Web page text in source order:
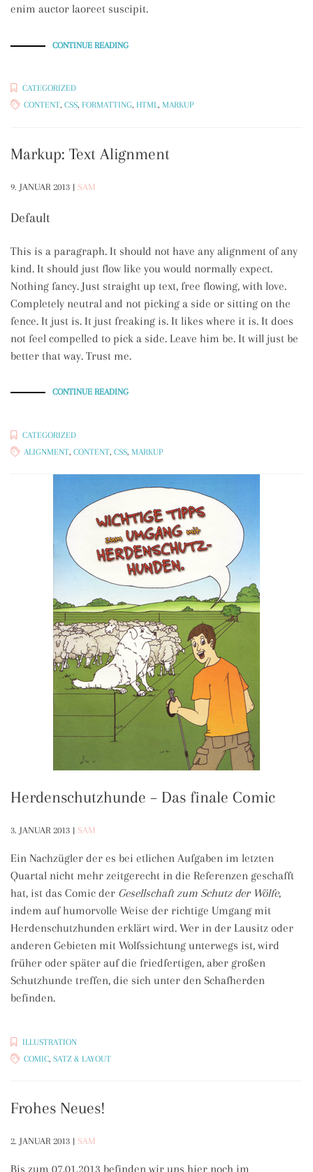
enim auctor laoreet suscipit.
CONTINUE READING„MARKUP:
CATEGORIZED
CONTENT, CSS, FORMATTING, HTML, MARKUP
Markup: Text Alignment
9. JANUAR 2013 | SAM
Default
This is a paragraph. It should not have any alignment of any
kind. It should just flow like you would normally expect.
Nothing fancy. Just straight up text, free flowing, with love.
Completely neutral and not picking a side or sitting on the
fence. It just is. It just freaking is. It likes where it is. It does
not feel compelled to pick a side. Leave him be. It will just be
better that way. Trust me.
CONTINUE READING„MARKUP:
CATEGORIZED
ALIGNMENT, CONTENT, CSS, MARKUP
Herdenschutzhunde – Das finale Comic
3. JANUAR 2013 | SAM
Ein Nachzügler der es bei etlichen Aufgaben im letzten
Quartal nicht mehr zeitgerecht in die Referenzen geschafft
hat, ist das Comic der Gesellschaft zum Schutz der Wölfe,
indem auf humorvolle Weise der richtige Umgang mit
Herdenschutzhunden erklärt wird. Wer in der Lausitz oder
anderen Gebieten mit Wolfssichtung unterwegs ist, wird
früher oder später auf die friedfertigen, aber großen
Schutzhunde treffen, die sich unter den Schafherden
befinden.
ILLUSTRATION
COMIC, SATZ & LAYOUT
Frohes Neues!
2. JANUAR 2013 | SAM
Bis zum 07.01.2013 befinden wir uns hier noch im